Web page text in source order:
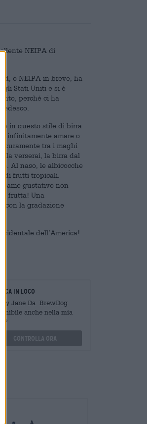
NEIPA di
o NEIPA in breve, ha
Stati Uniti e si è
perché ci ha
in questo stile di birra
infinitamente amare o
tra i maghi
la verserai, la birra dal
Al naso, le albicocche
di frutti tropicali.
gustativo non
frutta! Una
con la gradazione
dell’America!
in loco
Jane Da BrewDog
anche nella mia
Controlla ora